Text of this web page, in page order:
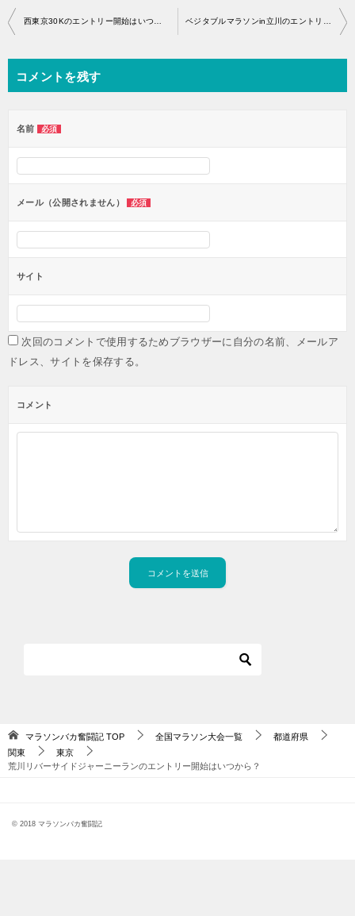
投
稿
ナ
ビ
シ
ョ
ン
コメントを残す
名前 必須
メール（公開されません） 必須
サイト
次回のコメントで使用するためブラウザーに自分の名前、メールア
ドレス、サイトを保存する。
コメント
マラソンバカ奮闘記 TOP 全国マラソン大会一覧
都道府県
関東
東京
荒川リバーサイドジャーニーランのエントリー開始はいつから？
© 2018 マラソンバカ奮闘記